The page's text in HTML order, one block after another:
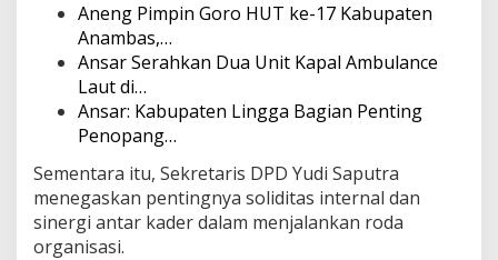
Aneng Pimpin Goro HUT ke-17 Kabupaten
Anambas,…
Ansar Serahkan Dua Unit Kapal Ambulance
Laut di…
Ansar: Kabupaten Lingga Bagian Penting
Penopang…
Sementara itu, Sekretaris DPD Yudi Saputra
menegaskan pentingnya soliditas internal dan
sinergi antar kader dalam menjalankan roda
organisasi.